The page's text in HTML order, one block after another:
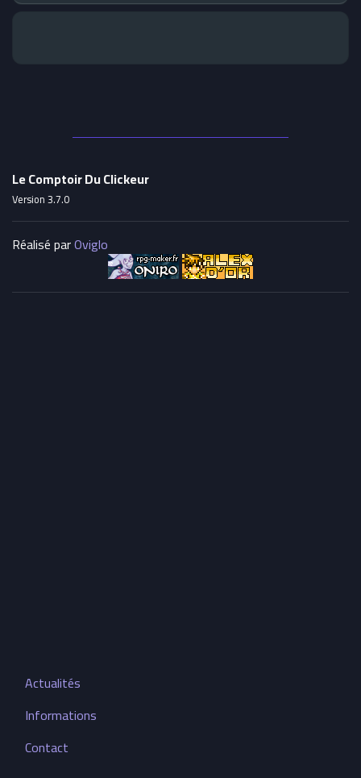
Le Comptoir Du Clickeur
Version 3.7.0
Réalisé parOviglo
Actualités
Informations
Contact